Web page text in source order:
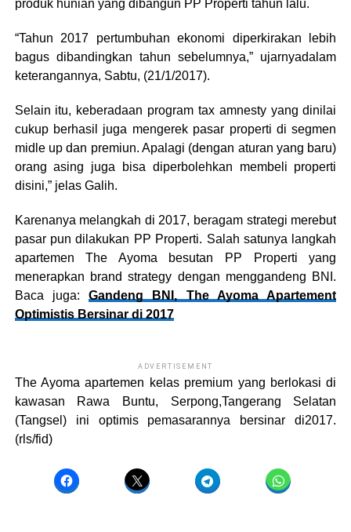
produk hunian yang dibangun PP Properti tahun lalu.
“Tahun 2017 pertumbuhan ekonomi diperkirakan lebih
bagus dibandingkan tahun sebelumnya,” ujarnyadalam
keterangannya, Sabtu, (21/1/2017).
Selain itu, keberadaan program tax amnesty yang dinilai
cukup berhasil juga mengerek pasar properti di segmen
midle up dan premiun. Apalagi (dengan aturan yang baru)
orang asing juga bisa diperbolehkan membeli properti
disini,” jelas Galih.
Karenanya melangkah di 2017, beragam strategi merebut
pasar pun dilakukan PP Properti. Salah satunya langkah
apartemen The Ayoma besutan PP Properti yang
menerapkan brand strategy dengan menggandeng BNI.
Baca juga:Gandeng BNI, The Ayoma Apartement
Optimistis Bersinar di 2017
ADVERTISEMENT
The Ayoma apartemen kelas premium yang berlokasi di
kawasan Rawa Buntu, Serpong,Tangerang Selatan
(Tangsel) ini optimis pemasarannya bersinar di2017.
(rls/fid)